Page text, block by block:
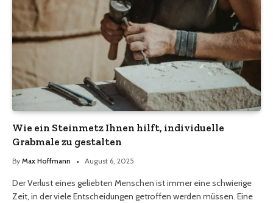
Wie ein Steinmetz Ihnen hilft, individuelle
Grabmale zu gestalten
By Max Hoffmann August 6, 2025
Der Verlust eines geliebten Menschen ist immer eine schwierige
Zeit, in der viele Entscheidungen getroffen werden müssen. Eine